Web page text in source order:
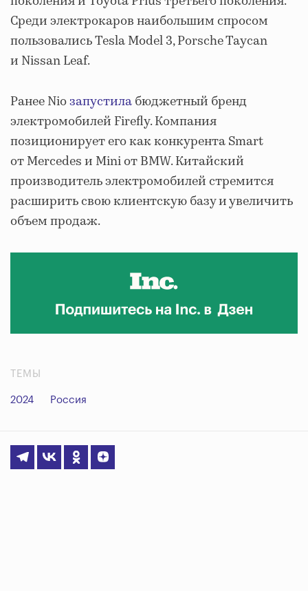
Среди электрокаров наибольшим спросом
пользовались Tesla Model 3, Porsche Taycan
и Nissan Leaf.
Ранее Nioзапустилабюджетный бренд
электромобилей Firefly. Компания
позиционирует его как конкурента Smart
от Mercedes и Mini от BMW. Китайский
производитель электромобилей стремится
расширить свою клиентскую базу и увеличить
объем продаж.
ТЕМЫ
2024 Россия